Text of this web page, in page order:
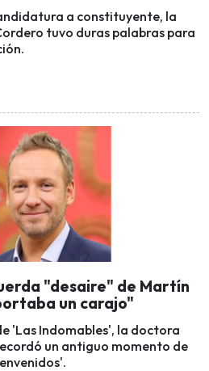
a constituyente, la
tuvo duras palabras para
"desaire" de Martín
un carajo"
'Las Indomables', la doctora
un antiguo momento de